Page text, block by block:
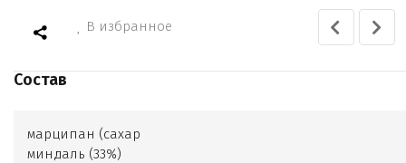
В избранное
Состав
марципан (сахар
миндаль (33%)